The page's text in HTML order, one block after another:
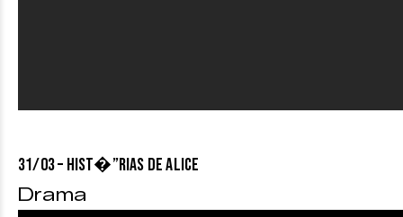
31/03 – HIST�”RIAS DE ALICE
Drama